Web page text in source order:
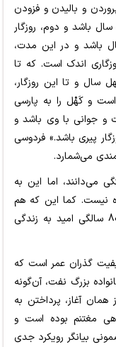
و بالیدن و فزودن
باشد و دوم، روزگار
باشد و در این مدت،
اندک است. که تا
و تا این روزگار،
است و کَهْل را به پارسی
و جوانی با وی باشد و
پیری باشد.» فردوسی
می‌شمارد.
می‌دانند، اما این به
نیست. کما این که هم
اینک در جامعه به طور متوسط می‌توان تا 80 سالگی امید به زندگی
گذران عمر است که
بزرگ نفت، آن‌گونه
آغاز، پرداختن به
مغتنم بوده است و
بیانگر رویکرد جدی